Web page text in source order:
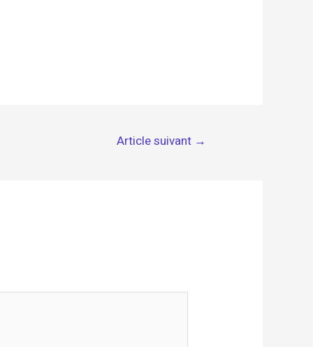
Article suivant →